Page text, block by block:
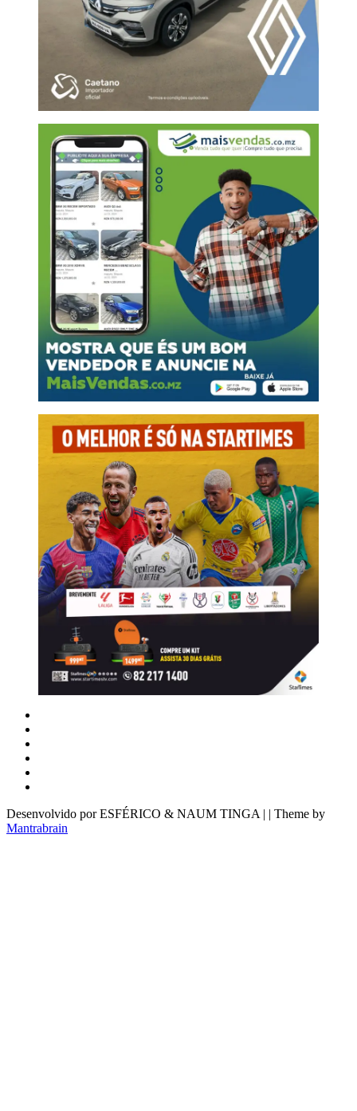
Desenvolvido por ESFÉRICO & NAUM TINGA | | Theme by
Mantrabrain